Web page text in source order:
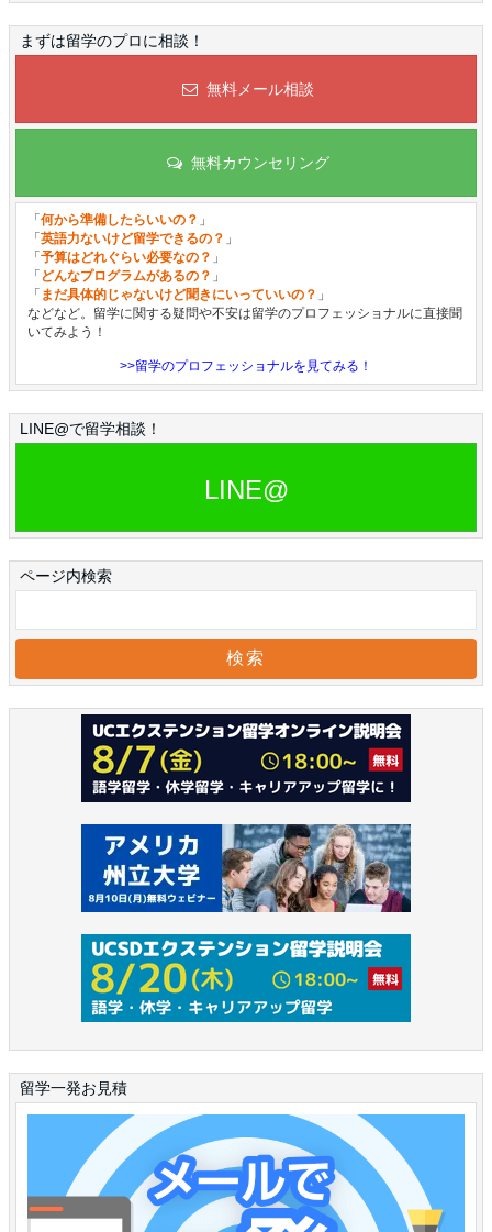
まずは留学のプロに相談！
無料メール相談
無料カウンセリング
「何から準備したらいいの？ 」
「英語力ないけど留学できるの？ 」
「予算はどれぐらい必要なの？ 」
「 どんなプログラムがあるの？ 」
「 まだ具体的じゃないけど聞きにいっていいの？ 」
などなど。留学に関する疑問や不安は留学のプロフェッショナルに直接聞
いてみよう！
>>留学のプロフェッショナルを見てみる！
LINE@で留学相談！
LINE@
ページ内検索
留学一発お見積